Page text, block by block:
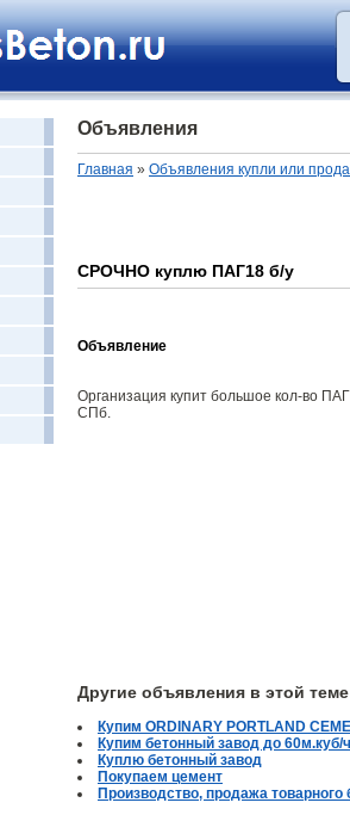
Объявления
Главная » Объявления купли или
СРОЧНО куплю ПАГ18 б/у
Объявление
Организация купит большое кол-во
СПб.
Другие объявления в этой теме
Купим ORDINARY PORTLAND
Купим бетонный завод до 60м.куб/
Куплю бетонный завод
Покупаем цемент
Производство, продажа